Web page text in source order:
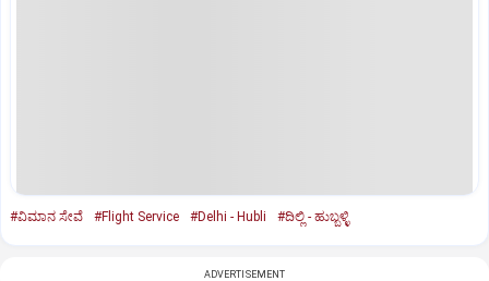
#ವಿಮಾನ ಸೇವೆ #Flight Service #Delhi - Hubli #ದಿಲ್ಲಿ - ಹುಬ್ಬಳ್ಳಿ
ADVERTISEMENT